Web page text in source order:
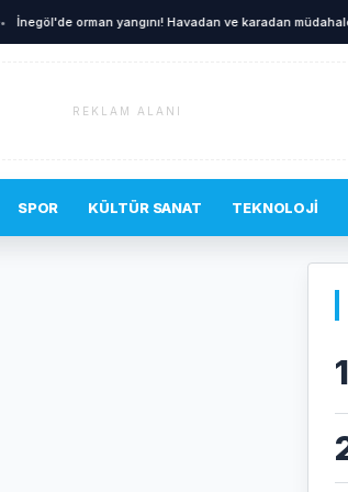
orman yangını! Havadan ve karadan müdahale
REKLAM ALANI
SPOR KÜLTÜR SANAT TEKNOLOJI
1